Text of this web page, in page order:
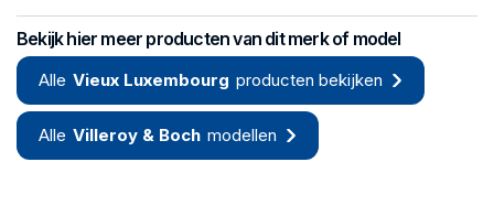
Bekijk hier meer producten van dit merk of model
Alle Vieux Luxembourg producten bekijken
Alle Villeroy & Boch modellen